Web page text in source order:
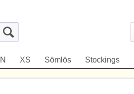
XS Sömlös Stockings